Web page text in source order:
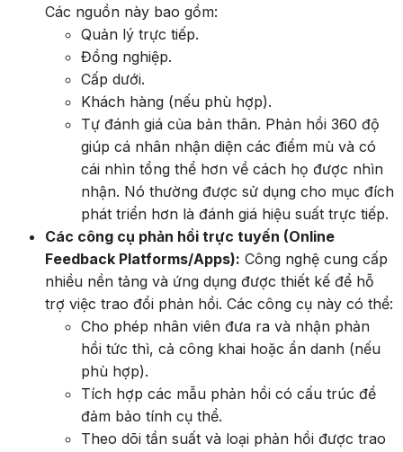
Các nguồn này bao gồm:
Quản lý trực tiếp.
Đồng nghiệp.
Cấp dưới.
Khách hàng (nếu phù hợp).
Tự đánh giá của bản thân. Phản hồi 360 độ
giúp cá nhân nhận diện các điểm mù và có
cái nhìn tổng thể hơn về cách họ được nhìn
nhận. Nó thường được sử dụng cho mục đích
phát triển hơn là đánh giá hiệu suất trực tiếp.
Các công cụ phản hồi trực tuyến (Online
Feedback Platforms/Apps): Công nghệ cung cấp
nhiều nền tảng và ứng dụng được thiết kế để hỗ
trợ việc trao đổi phản hồi. Các công cụ này có thể:
Cho phép nhân viên đưa ra và nhận phản
hồi tức thì, cả công khai hoặc ẩn danh (nếu
phù hợp).
Tích hợp các mẫu phản hồi có cấu trúc để
đảm bảo tính cụ thể.
Theo dõi tần suất và loại phản hồi được trao